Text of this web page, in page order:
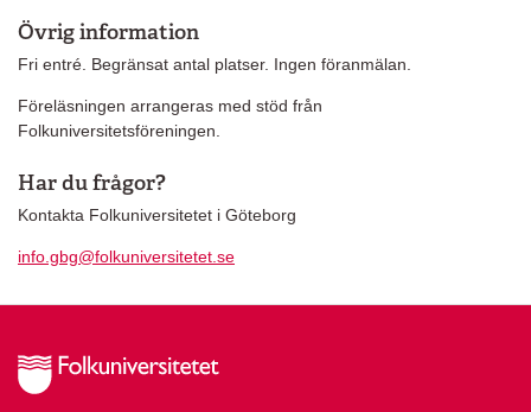
Övrig information
Fri entré. Begränsat antal platser. Ingen föranmälan.
Föreläsningen arrangeras med stöd från
Folkuniversitetsföreningen.
Har du frågor?
Kontakta Folkuniversitetet i Göteborg
info.gbg@folkuniversitetet.se